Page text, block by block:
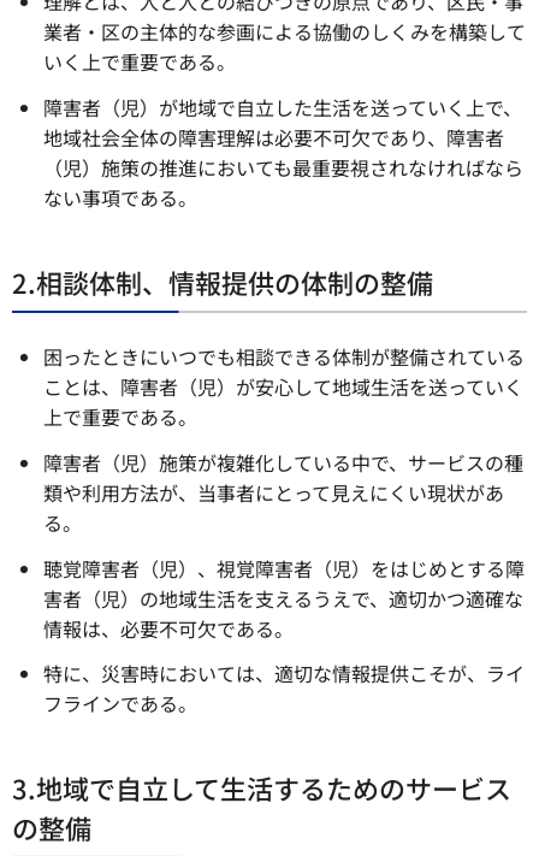
業者・区の主体的な参画による協働のしくみを構築して
いく上で重要である。
障害者（児）が地域で自立した生活を送っていく上で、
地域社会全体の障害理解は必要不可欠であり、障害者
（児）施策の推進においても最重要視されなければなら
ない事項である。
2.相談体制、情報提供の体制の整備
困ったときにいつでも相談できる体制が整備されている
ことは、障害者（児）が安心して地域生活を送っていく
上で重要である。
障害者（児）施策が複雑化している中で、サービスの種
類や利用方法が、当事者にとって見えにくい現状があ
る。
聴覚障害者（児）、視覚障害者（児）をはじめとする障
害者（児）の地域生活を支えるうえで、適切かつ適確な
情報は、必要不可欠である。
特に、災害時においては、適切な情報提供こそが、ライ
フラインである。
3.地域で自立して生活するためのサービス
の整備